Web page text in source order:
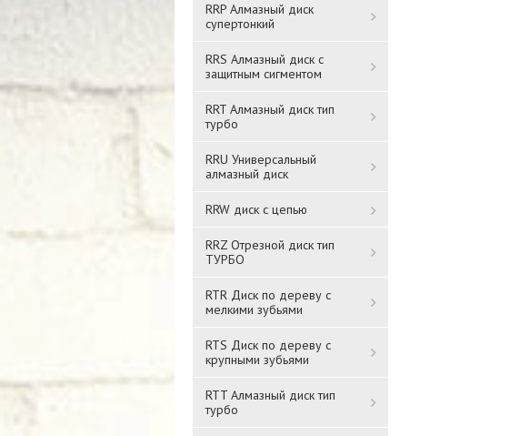
RRP Алмазный диск
супертонкий
RRS Алмазный диск с
защитным сигментом
RRT Алмазный диск тип
турбо
RRU Универсальный
алмазный диск
RRW диск с цепью
RRZ Отрезной диск тип
ТУРБО
RTR Диск по дереву с
мелкими зубьями
RTS Диск по дереву с
крупными зубьями
RTT Алмазный диск тип
турбо